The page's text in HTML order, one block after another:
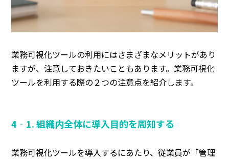
業務可視化ツールの利用にはさまざまなメリットがあり
ますが、注意しておきたいこともあります。業務可視化
ツールを利用する際の２つの注意点を紹介します。
4‐1. 組織内全体に導入目的を周知する
業務可視化ツールを導入するにあたり、従業員が「管理